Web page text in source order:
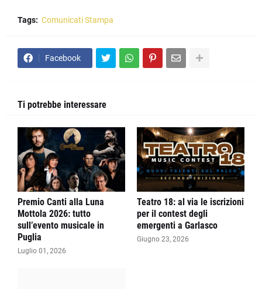
Tags: Comunicati Stampa
Facebook
Ti potrebbe interessare
Premio Canti alla Luna
Mottola 2026: tutto
sull’evento musicale in
Puglia
Luglio 01, 2026
Teatro 18: al via le iscrizioni
per il contest degli
emergenti a Garlasco
Giugno 23, 2026